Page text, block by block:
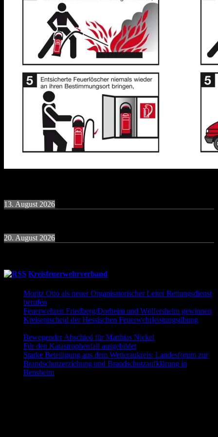
13. August 2026
20. August 2026
Kreisfeuerwehrverband
Moritz Otto als neuer Organisatorischer Leiter Rettungsdienst
berufen
Feuerwehren Friedberg/Dorheim und Wölfersheim gewinnen
Kreisentscheid der Hessischen Feuerwehrleistungsübung
Bewegender Abschied für Matthias Nickel
Für den Katastrophenfall ausgebildet
Starke Beteiligung aus dem Wetteraukreis: Landesforum zur
Brandschutzerziehung und Brandschutzaufklärung in
Bensheim